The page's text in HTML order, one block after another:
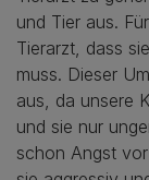
und Tier aus.
Tierarzt, dass
muss. Dieser
aus, da unsere
und sie nur
schon Angst